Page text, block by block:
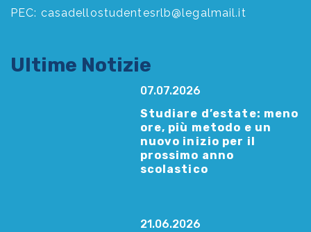
PEC: casadellostudentesrlb@legalmail.it
Ultime Notizie
07.07.2026
Studiare d’estate: meno
ore, più metodo e un
nuovo inizio per il
prossimo anno
scolastico
21.06.2026